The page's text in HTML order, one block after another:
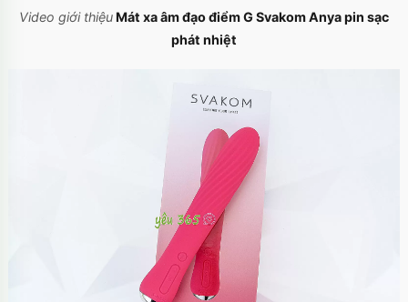
Video giới thiệuMát xa âm đạo điểm G Svakom Anya pin sạc
phát nhiệt